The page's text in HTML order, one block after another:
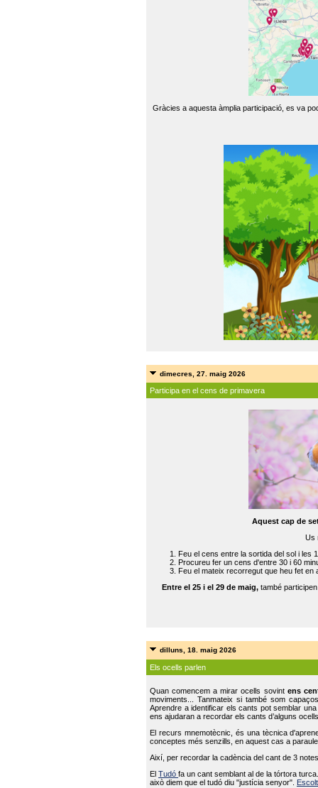
Gràcies a aquesta àmplia participació, es va
dimecres, 27. maig 2026
Participa en el cens de primavera
Aquest cap de
Us
Feu el cens entre la sortida del sol i les
Procureu fer un cens d'entre 30 i 60
Feu el mateix recorregut que heu fet en
Entre el 25 i el 29 de maig, també
dilluns, 18. maig 2026
Els ocells parlen
Quan comencem a mirar ocells sovint ens
moviments... Tanmateix si també som
Aprendre a identificar els cants pot semblar
ens ajudaran a recordar els cants d’alguns
El recurs mnemotècnic, és una tècnica
conceptes més senzills, en aquest cas a
Així, per recordar la cadència del cant de 3
ElTudófa un cant semblant al de la tórtora
això diem que el tudó diu "justícia senyor".